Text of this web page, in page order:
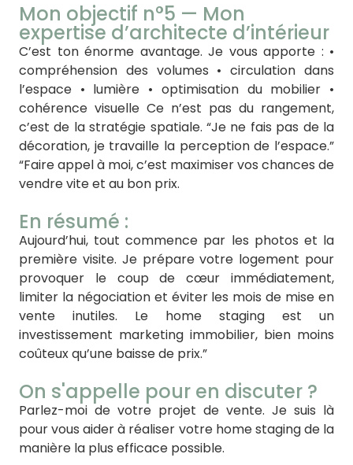
Mon objectif n°5 — Mon
expertise d’architecte d’intérieur
C’est ton énorme avantage. Je vous apporte : •
compréhension des volumes • circulation dans
l’espace • lumière • optimisation du mobilier •
cohérence visuelle Ce n’est pas du rangement,
c’est de la stratégie spatiale. “Je ne fais pas de la
décoration, je travaille la perception de l’espace.”
“Faire appel à moi, c’est maximiser vos chances de
vendre vite et au bon prix.
En résumé :
Aujourd’hui, tout commence par les photos et la
première visite. Je prépare votre logement pour
provoquer le coup de cœur immédiatement,
limiter la négociation et éviter les mois de mise en
vente inutiles. Le home staging est un
investissement marketing immobilier, bien moins
coûteux qu’une baisse de prix.”
On s'appelle pour en discuter ?
Parlez-moi de votre projet de vente. Je suis là
pour vous aider à réaliser votre home staging de la
manière la plus efficace possible.